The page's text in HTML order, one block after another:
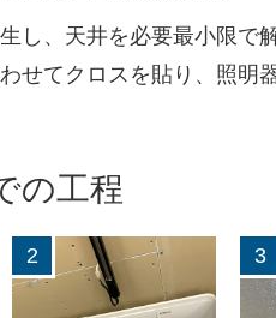
し、天井を必要最小限で
せてクロスを貼り、照明
の工程
2 3